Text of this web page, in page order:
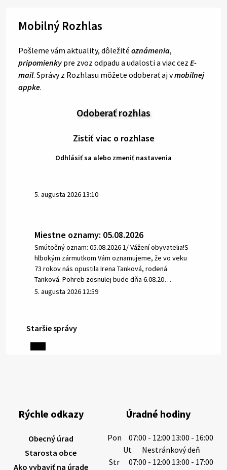
Mobilný Rozhlas
Pošleme vám aktuality, dôležité oznámenia,
pripomienky pre zvoz odpadu a udalosti a viac cez E-
mail. Správy z Rozhlasu môžete odoberať aj vmobilnej
appke.
Odoberať rozhlas
Zistiť viac o rozhlase
Odhlásiť sa alebo zmeniť nastavenia
5. augusta 2026 13:10
Miestne oznamy: 05.08.2026
Smútočný oznam: 05.08.2026 1/ Vážení obyvatelia!S
hlbokým zármutkom Vám oznamujeme, že vo veku
73 rokov nás opustila Irena Tanková, rodená
Tanková. Pohreb zosnulej bude dňa 6.08.20…
5. augusta 2026 12:59
3. augusta 2026 08:45
84 rokov nás opustil Ján Letusek. Pohreb zosnulého
bude dňa 4.08.2026 v utorok 10.00…
Staršie správy
Rýchle odkazy
Obecný úrad
Starosta obce
Ako vybaviť na úrade
Úradné hodiny
Pon
07:00 - 12:00 13:00 - 16:00
Ut
Nestránkový deň
Str
07:00 - 12:00 13:00 - 17:00